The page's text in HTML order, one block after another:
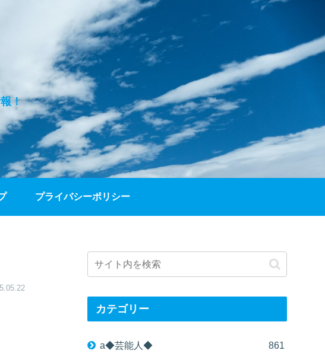
！
プライバシーポリシー
カテゴリー
a◆芸能人◆ 861